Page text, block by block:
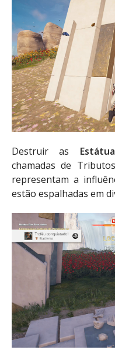
Destruir as
chamadas de
representam a
estão espalhadas em